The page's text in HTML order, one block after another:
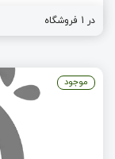
در 1 فروشگاه
موجود